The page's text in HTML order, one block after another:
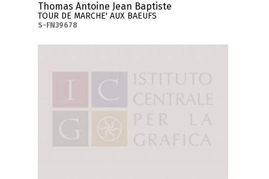
Thomas Antoine Jean Baptiste
TOUR DE MARCHE' AUX BAEUFS
S-FN39678